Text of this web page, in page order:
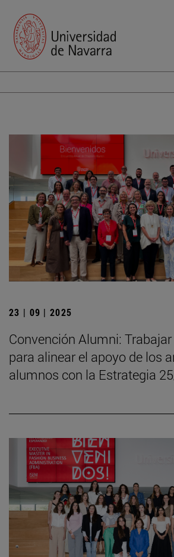
23 | 09 | 2025
Convención Alumni:
para alinear el apoyo de los
alumnos con la Estrategia